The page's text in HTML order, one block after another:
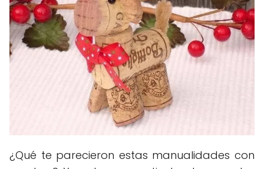
¿Qué te parecieron estas manualidades con